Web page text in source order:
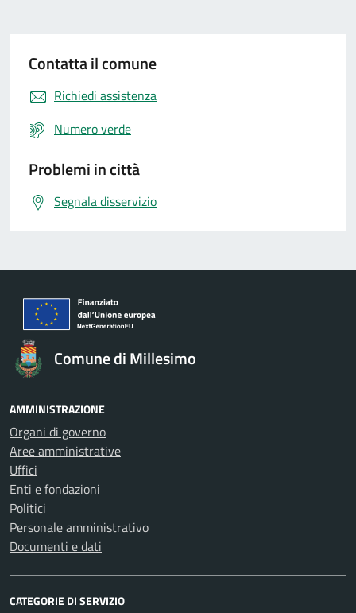
Contatta il comune
Richiedi assistenza
Numero verde
Problemi in città
Segnala disservizio
Comune di Millesimo
AMMINISTRAZIONE
Organi di governo
Aree amministrative
Uffici
Enti e fondazioni
Politici
Personale amministrativo
Documenti e dati
CATEGORIE DI SERVIZIO